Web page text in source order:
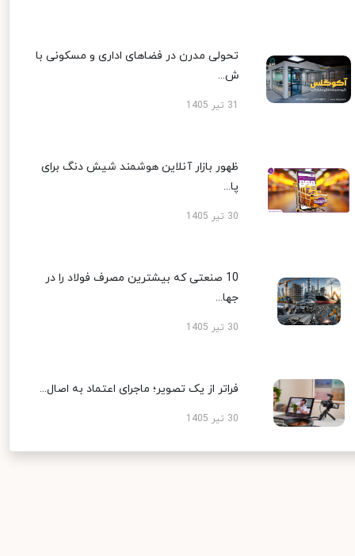
تحولی مدرن در فضاهای اداری و مسکونی با
ش...
ظهور بازار آنلاین هوشمند شیش دنگ برای
پا...
30 تیر 1405
10 صنعتی که بیشترین مصرف فولاد را در
جها...
30 تیر 1405
فراتر از یک تصویر؛ ماجرای اعتماد به اصال...
30 تیر 1405